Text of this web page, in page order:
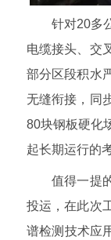
针对20多
电缆接头、交
部分区段积水
无缝衔接，同
80块钢板硬化
起长期运行的
值得一提
投运，在此次
谱检测技术应